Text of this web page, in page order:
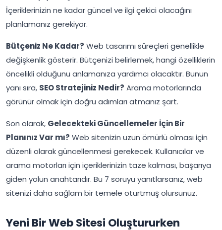
İçeriklerinizin ne kadar güncel ve ilgi çekici olacağını
planlamanız gerekiyor.
Bütçeniz Ne Kadar? Web tasarımı süreçleri genellikle
değişkenlik gösterir. Bütçenizi belirlemek, hangi özelliklerin
öncelikli olduğunu anlamanıza yardımcı olacaktır. Bunun
yanı sıra, SEO Stratejiniz Nedir? Arama motorlarında
görünür olmak için doğru adımları atmanız şart.
Son olarak, Gelecekteki Güncellemeler İçin Bir
Planınız Var mı? Web sitenizin uzun ömürlü olması için
düzenli olarak güncellenmesi gerekecek. Kullanıcılar ve
arama motorları için içeriklerinizin taze kalması, başarıya
giden yolun anahtarıdır. Bu 7 soruyu yanıtlarsanız, web
sitenizi daha sağlam bir temele oturtmuş olursunuz.
Yeni Bir Web Sitesi Oluştururken